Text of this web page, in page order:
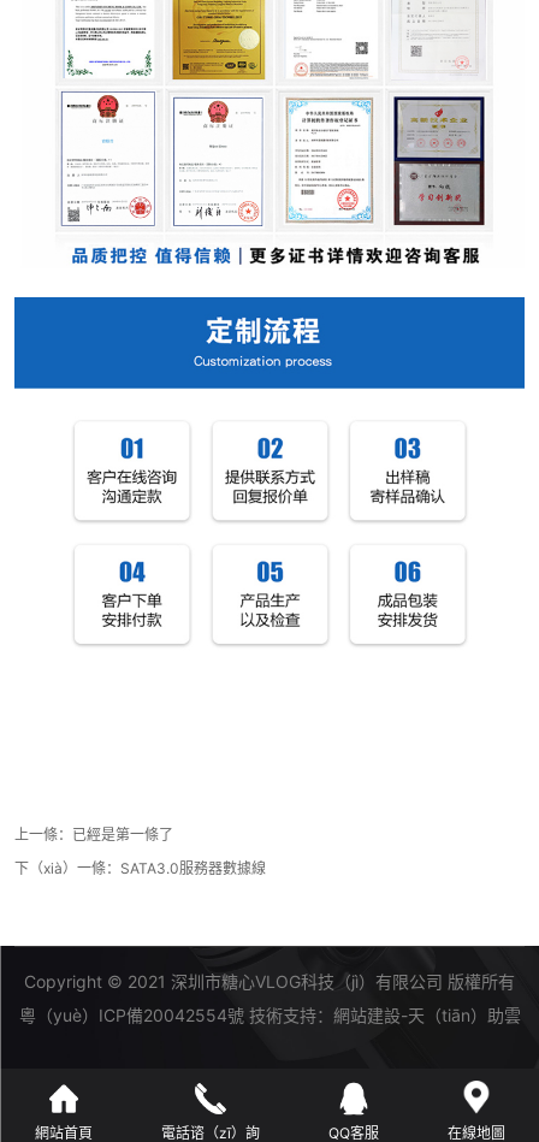
上一條：已經是第一條了
下（xià）一條： SATA3.0服務器數據線
網站首頁 電話谘（zī）詢 QQ客服 在線地圖
Copyright © 2021 深圳市糖心VLOG科技（jì）有限公司 版權所有
粵（yuè）ICP備20042554號技術支持： 網站建設-天（tiān）助雲